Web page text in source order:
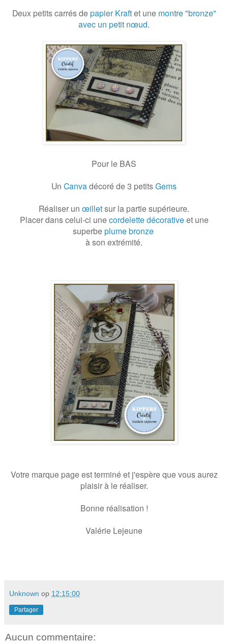
Deux petits carrés de papier Kraftet une montre "bronze"
avec un petit nœud.
Pour le BAS
Un Canvadécoré de 3 petitsGems
Réaliser un œilletsur la partie supérieure.
Placer dans celui-ci une cordelette décorative et une
superbe plume bronze
à son extrémité.
Votre marque page est terminé et j'espère que vous aurez
plaisir à le réaliser.
Bonne réalisation !
Valérie Lejeune
Unknown op 12:15:00
Partager
Aucun commentaire: